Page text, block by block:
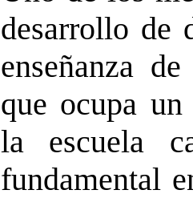
desarrollo de
enseñanza
que ocupa
la escuela
fundamental